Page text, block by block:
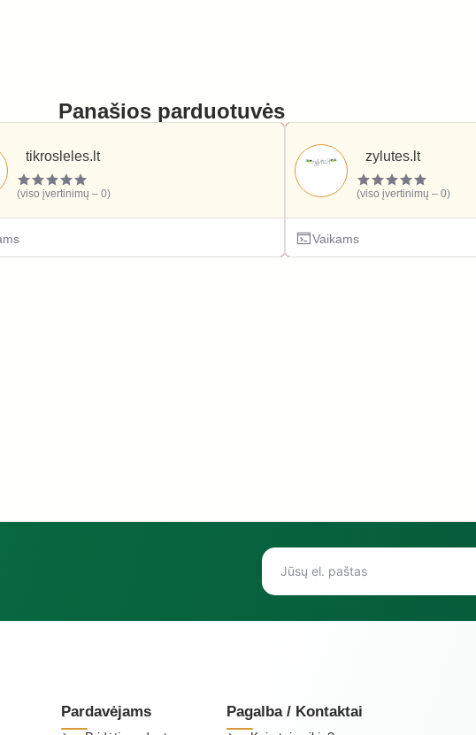
Panašios parduotuvės
tikrosleles.lt
(viso įvertinimų – 0)
zylutes.lt
(viso įvertinimų – 0)
Vaikams
Pardavėjams Pagalba / Kontaktai